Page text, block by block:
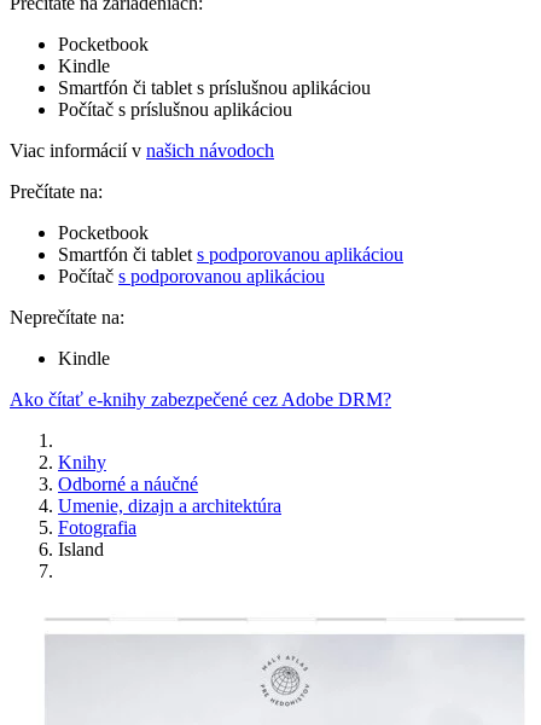
Pocketbook
Kindle
Smartfón či tablet s príslušnou aplikáciou
Počítač s príslušnou aplikáciou
Viac informácií v našich návodoch
Prečítate na:
Pocketbook
Smartfón či tablet s podporovanou aplikáciou
Počítač s podporovanou aplikáciou
Neprečítate na:
Kindle
Ako čítať e-knihy zabezpečené cez Adobe DRM?
Knihy
Odborné a náučné
Umenie, dizajn a architektúra
Fotografia
Island